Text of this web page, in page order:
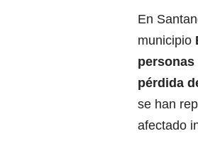
En
municipio
pérdida
se han
afectado